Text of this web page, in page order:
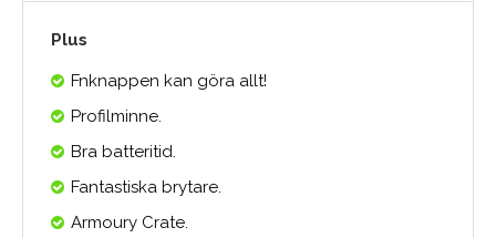
Plus
Fnknappen kan göra allt!
Profilminne.
Bra batteritid.
Fantastiska brytare.
Armoury Crate.